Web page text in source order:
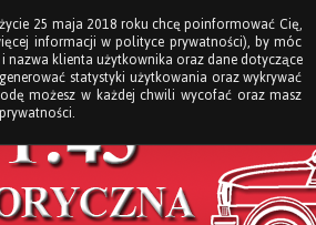
25 maja 2018 roku chcę poinformować Cię,
informacji w polityce prywatności), by móc
nazwa klienta użytkownika oraz dane dotyczące
statystyki użytkowania oraz wykrywać
możesz w każdej chwili wycofać oraz masz